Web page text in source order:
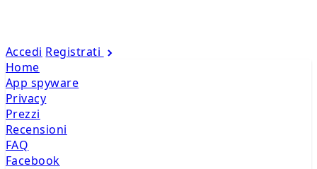
Accedi Registrati
Home
App spyware
Privacy
Prezzi
Recensioni
FAQ
Facebook